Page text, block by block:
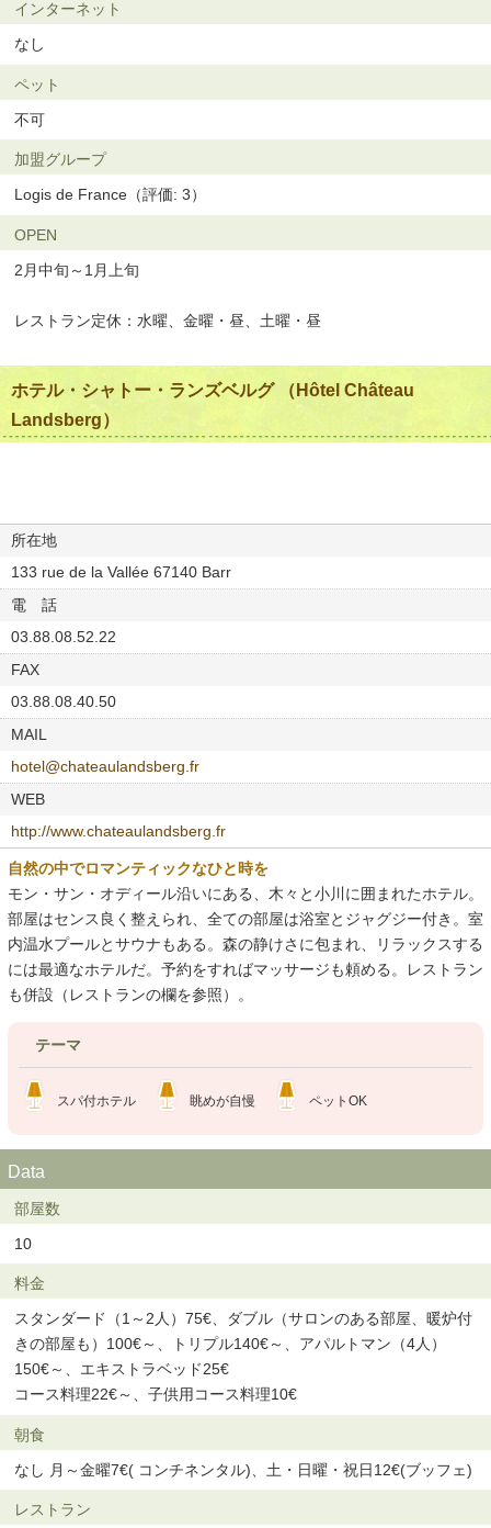
インターネット
なし
ペット
不可
加盟グループ
Logis de France（評価: 3）
OPEN
2月中旬～1月上旬
レストラン定休：水曜、金曜・昼、土曜・昼
ホテル・シャトー・ランズベルグ （Hôtel Château
Landsberg）
所在地
133 rue de la Vallée 67140 Barr
電 話
03.88.08.52.22
FAX
03.88.08.40.50
MAIL
hotel@chateaulandsberg.fr
WEB
http://www.chateaulandsberg.fr
自然の中でロマンティックなひと時を
モン・サン・オディール沿いにある、木々と小川に囲まれたホテル。
部屋はセンス良く整えられ、全ての部屋は浴室とジャグジー付き。室
内温水プールとサウナもある。森の静けさに包まれ、リラックスする
には最適なホテルだ。予約をすればマッサージも頼める。レストラン
も併設（レストランの欄を参照）。
テーマ
スパ付ホテル 眺めが自慢 ペットOK
Data
部屋数
10
料金
スタンダード（1～2人）75€、ダブル（サロンのある部屋、暖炉付
きの部屋も）100€～、トリプル140€～、アパルトマン（4人）
150€～、エキストラベッド25€
コース料理22€～、子供用コース料理10€
朝食
なし 月～金曜7€( コンチネンタル)、土・日曜・祝日12€(ブッフェ)
レストラン